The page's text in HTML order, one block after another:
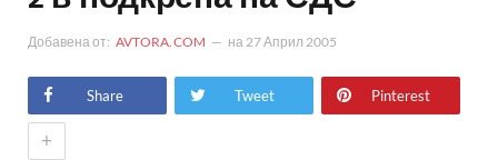
Добавена от: AVTORA.COM на 27 Април 2005
Share Tweet Pinterest
+